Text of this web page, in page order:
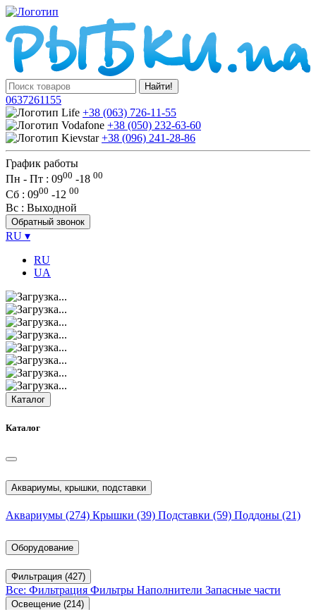
Найти!
0637261155
+38 (063) 726-11-55
+38 (050) 232-63-60
+38 (096) 241-28-86
График работы
Пн - Пт : 0900 -18 00
Сб : 0900 -12 00
Вс : Выходной
Обратный звонок
RU ▾
RU
UA
Каталог
Каталог
Аквариумы, крышки, подставки
Аквариумы (274) Крышки (39) Подставки (59) Поддоны (21)
Оборудование
Фильтрация (427)
Все: Фильтрация Фильтры Наполнители Запасные части
Освещение (214)